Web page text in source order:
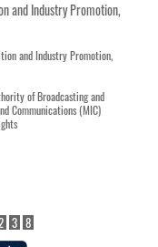
and Industry Promotion,
and Industry Promotion,
of Broadcasting and
Communications (MIC)
3 8